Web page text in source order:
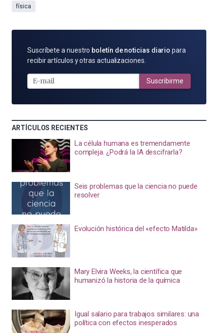
física
SUSCRÍBETE
POR
MAIL
Suscríbete a nuestro boletín de noticias diario para
recibir artículos y otras actualizaciones.
Suscribirme
ARTÍCULOS RECIENTES
La célula humana es tremendamente
compleja. ¿Podrá la IA descifrarla?
Seis problemas que la ciencia no puede
resolver
Evolución histórica del «efecto Matilda»
Mary Elvira Weeks, la científica que
humanizó la historia de la química
Igual salario para trabajos similares: una
política con efectos inesperados